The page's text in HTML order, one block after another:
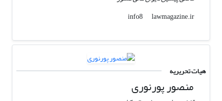
info8
lawmagazine.ir
هیات تحریریه
منصور پورنوری